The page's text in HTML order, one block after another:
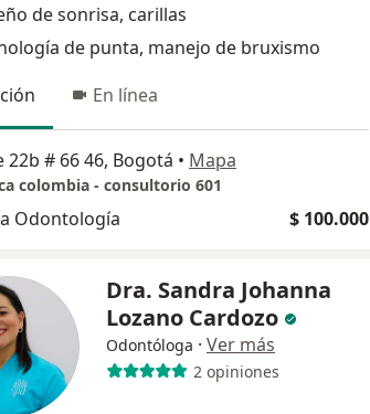
de sonrisa, carillas
de punta, manejo de bruxismo
En línea
22b # 66 46, Bogotá • Mapa
colombia - consultorio 601
Odontología $ 100.000
Dra. Sandra Johanna
Lozano Cardozo
Odontóloga · Ver más
2 opiniones